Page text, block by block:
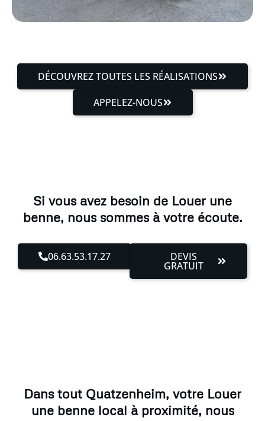
DÉCOUVREZ TOUTES LES RÉALISATIONS
APPELEZ-NOUS
Si vous avez besoin de Louer une
benne, nous sommes à votre écoute.
06.63.53.17.27 DEVIS
GRATUIT
Dans tout Quatzenheim, votre Louer
une benne local à proximité, nous